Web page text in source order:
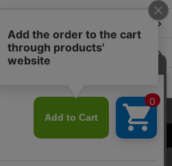
用のお客様）
LTD. All Rights Reserved.
向上のため、クッキー(Cookie)を使
」をご覧くださ